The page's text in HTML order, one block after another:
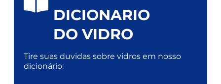
DICIONARIO
DO VIDRO
Tire suas duvidas sobre vidros em nosso
dicionário: